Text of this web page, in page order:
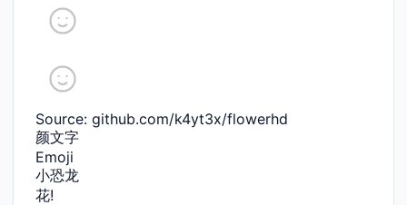
Source: github.com/k4yt3x/flowerhd
颜文字
Emoji
小恐龙
花!